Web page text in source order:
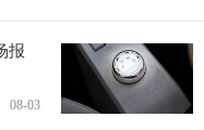
报
08-03